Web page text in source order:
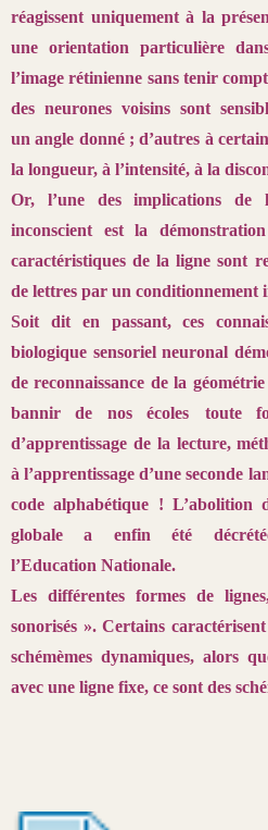
réagissent uniquement à la
une orientation particulière
l’image rétinienne sans tenir
des neurones voisins sont
unangle donné ; d’autres à
la longueur, à l’intensité, à la
Or, l’une des implications de
inconscient estla
caractéristiques de la ligne sont
de lettres par un conditionnement
Soit dit en passant, ces
biologique sensoriel neuronal
de reconnaissance de la
bannir de nos écoles
toute
d’apprentissage de la lecture,
à l’apprentissage d’une seconde
code alphabétique ! L’abolition
globale a enfin été
l’Education Nationale.
Les différentes formes de
sonorisés ».Certains
schémèmes dynamiques, alors
avec une ligne fixe, ce sont des